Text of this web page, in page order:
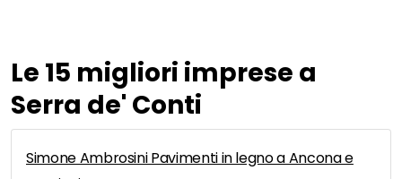
Le 15 migliori imprese a
Serra de' Conti
Simone Ambrosini Pavimenti in legno a Ancona e